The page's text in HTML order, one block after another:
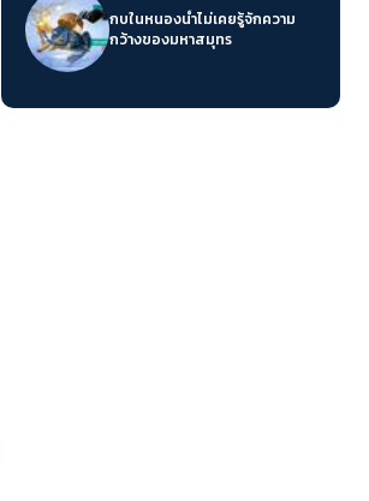
กบในหนองน้ำไม่เคยรู้จักความ
กว้างของมหาสมุทร